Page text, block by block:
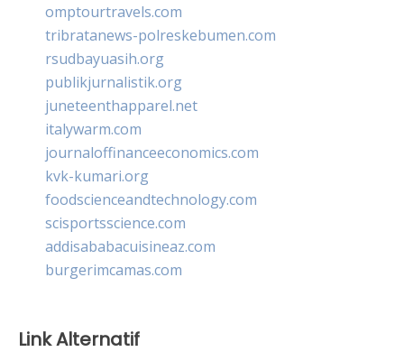
omptourtravels.com
tribratanews-polreskebumen.com
rsudbayuasih.org
publikjurnalistik.org
juneteenthapparel.net
italywarm.com
journaloffinanceeconomics.com
kvk-kumari.org
foodscienceandtechnology.com
scisportsscience.com
addisababacuisineaz.com
burgerimcamas.com
Link Alternatif